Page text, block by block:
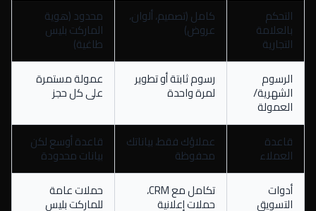
التحكم
بالعلامة
التجارية
كامل (تصميم، ألوان،
عروض)
محدود (هوية
الماركت بليس
طاغية)
الرسوم
الشهرية/
العمولة
رسوم ثابتة أو تطوير
لمرة واحدة
عمولة مستمرة
على كل حجز
قاعدة
العملاء
عملاؤك فقط، بياناتك
محفوظة
قاعدة أوسع لكن
بيانات محدودة
أدوات
التسويق
تكامل مع CRM،
حملات إعلانية
حملات عامة
للماركت بليس